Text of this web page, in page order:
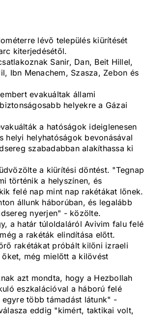
lévő település kiürítését
kiterjedésétől.
Sanir, Dan, Beit Hillel,
Ibn Menachem, Szasza, Zebon és
evakuáltak állami
helyekre a Gázai
a hatóságok ideiglenesen
helyi helyhatóságok bevonásával
szabadabban alakíthassa ki
a kiürítési döntést. "Tegnap
történik a helyszínen, és
felé nap mint nap rakétákat lőnek.
állunk háborúban, és legalább
nyerjen" - közölte.
a határ túloldaláról Avivim falu felé
a rakéták elindítása előtt.
rakétákat próbált kilőni izraeli
még mielőtt a kilövést
azt mondta, hogy a Hezbollah
eszkalációval a háború felé
több támadást látunk" -
eddig "kimért, taktikai volt,